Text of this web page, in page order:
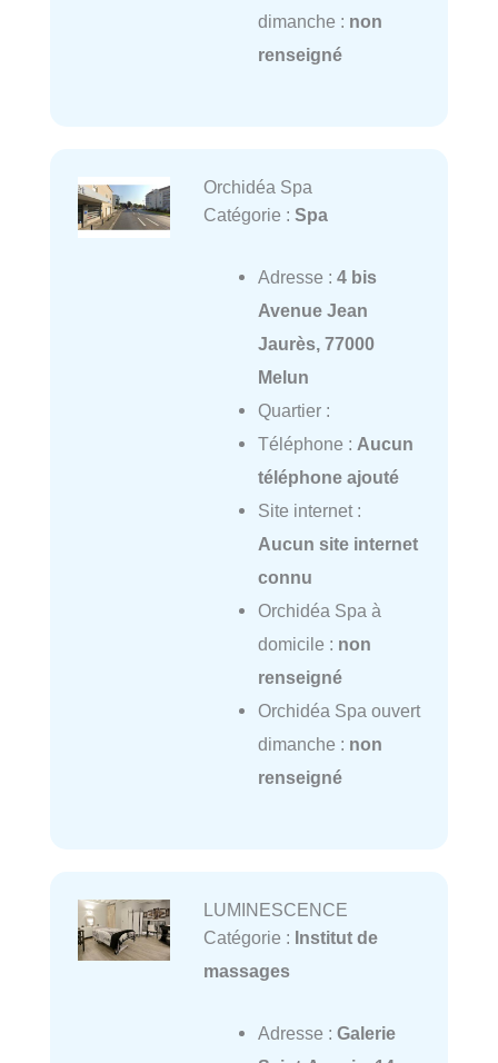
dimanche : non
renseigné
Orchidéa Spa
Catégorie : Spa
Adresse : 4 bis
Avenue Jean
Jaurès, 77000
Melun
Quartier :
Téléphone : Aucun
téléphone ajouté
Site internet :
Aucun site internet
connu
Orchidéa Spa à
domicile : non
renseigné
Orchidéa Spa ouvert
dimanche : non
renseigné
LUMINESCENCE
Catégorie : Institut de
massages
Adresse : Galerie